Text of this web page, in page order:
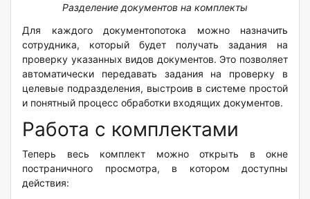
Разделение документов на комплекты
Для каждого документопотока можно назначить
сотрудника, который будет получать задания на
проверку указанных видов документов. Это позволяет
автоматически передавать задания на проверку в
целевые подразделения, выстроив в системе простой
и понятный процесс обработки входящих документов.
Работа с комплектами
Теперь весь комплект можно открыть в окне
постраничного просмотра, в котором доступны
действия: